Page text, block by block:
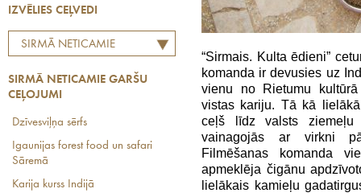
IZVĒLIES CEĻVEDI
SIRMĀ NETICAMIE
SIRMĀ NETICAMIE GARŠU
CEĻOJUMI
Dzīvesviļņa sērfs
Igaunijas forest food un safari
Sāremā
Karija kurss Indijā
“Sirmais. Kulta ēdieni”
komanda ir devusies uz
vienu no Rietumu
vistas kariju. Tā kā
ceļš līdz valsts ziemeļu
vainagojās ar virkni
Filmēšanas komanda
apmeklēja čigānu
lielākais kamieļu